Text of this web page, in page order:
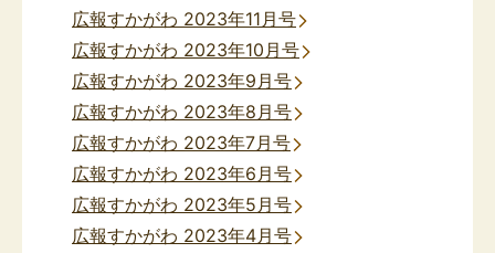
広報すかがわ 2023年11月号
広報すかがわ 2023年10月号
広報すかがわ 2023年9月号
広報すかがわ 2023年8月号
広報すかがわ 2023年7月号
広報すかがわ 2023年6月号
広報すかがわ 2023年5月号
広報すかがわ 2023年4月号